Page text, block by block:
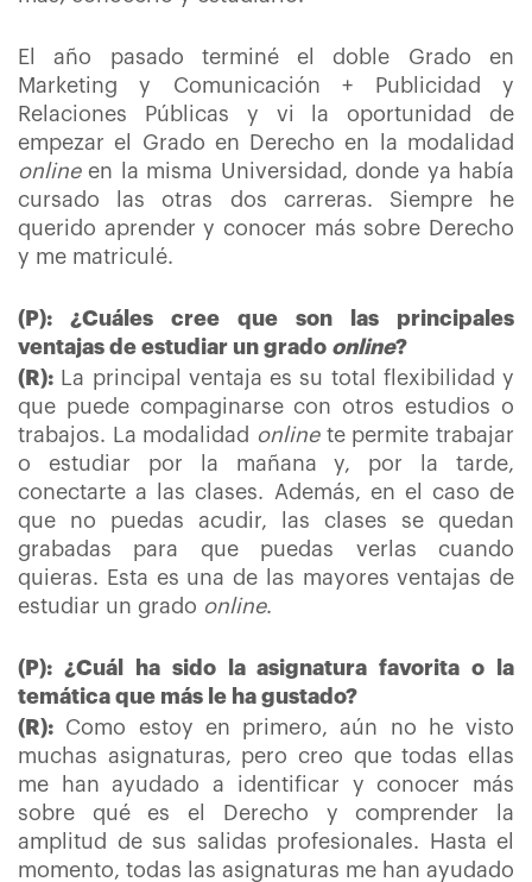
El año pasado terminé el doble Grado en
Marketing y Comunicación + Publicidad y
Relaciones Públicas y vi la oportunidad de
empezar el Grado en Derecho en la modalidad
onlineen la misma Universidad, donde ya había
cursado las otras dos carreras. Siempre he
querido aprender y conocer más sobre Derecho
y me matriculé.
(P): ¿Cuáles cree que son las principales
ventajas de estudiar un grado online?
(R): La principal ventaja es su total flexibilidad y
que puede compaginarse con otros estudios o
trabajos. La modalidad onlinete permite trabajar
o estudiar por la mañana y, por la tarde,
conectarte a las clases. Además, en el caso de
que no puedas acudir, las clases se quedan
grabadas para que puedas verlas cuando
quieras. Esta es una de las mayores ventajas de
estudiar un grado online.
(P): ¿Cuál ha sido la asignatura favorita o la
temática que más le ha gustado?
(R): Como estoy en primero, aún no he visto
muchas asignaturas, pero creo que todas ellas
me han ayudado a identificar y conocer más
sobre qué es el Derecho y comprender la
amplitud de sus salidas profesionales. Hasta el
momento, todas las asignaturas me han ayudado